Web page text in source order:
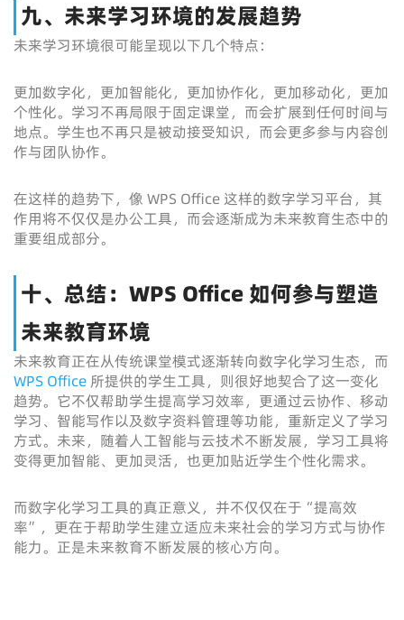
九、未来学习环境的发展趋势
未来学习环境很可能呈现以下几个特点：
更加数字化，更加智能化，更加协作化，更加移动化，更加
个性化。学习不再局限于固定课堂，而会扩展到任何时间与
地点。学生也不再只是被动接受知识，而会更多参与内容创
作与团队协作。
在这样的趋势下，像 WPS Office 这样的数字学习平台，其
作用将不仅仅是办公工具，而会逐渐成为未来教育生态中的
重要组成部分。
十、总结：WPS Office 如何参与塑造
未来教育环境
未来教育正在从传统课堂模式逐渐转向数字化学习生态，而
WPS Office 所提供的学生工具，则很好地契合了这一变化
趋势。它不仅帮助学生提高学习效率，更通过云协作、移动
学习、智能写作以及数字资料管理等功能，重新定义了学习
方式。未来，随着人工智能与云技术不断发展，学习工具将
变得更加智能、更加灵活，也更加贴近学生个性化需求。
而数字化学习工具的真正意义，并不仅仅在于“提高效
率”，更在于帮助学生建立适应未来社会的学习方式与协作
能力。正是未来教育不断发展的核心方向。